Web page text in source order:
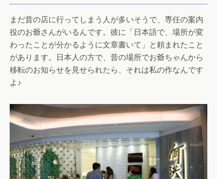
まだ昔の店に行ってしまう人が多いそうで、専任の案内
役のお爺さんがいるんです。彼に「日本語で、場所が変
わったことが分かるように文章書いて」と頼まれたこと
があります。日本人の方で、昔の場所でお爺ちゃんから
移転のお知らせを見せられたら、それは私の作なんです
よ♪